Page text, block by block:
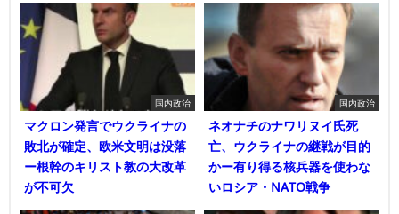
国内政治
マクロン発言でウクライナの
敗北が確定、欧米文明は没落
ー根幹のキリスト教の大改革
が不可欠
国内政治
ネオナチのナワリヌイ氏死
亡、ウクライナの継戦が目的
かー有り得る核兵器を使わな
いロシア・NATO戦争